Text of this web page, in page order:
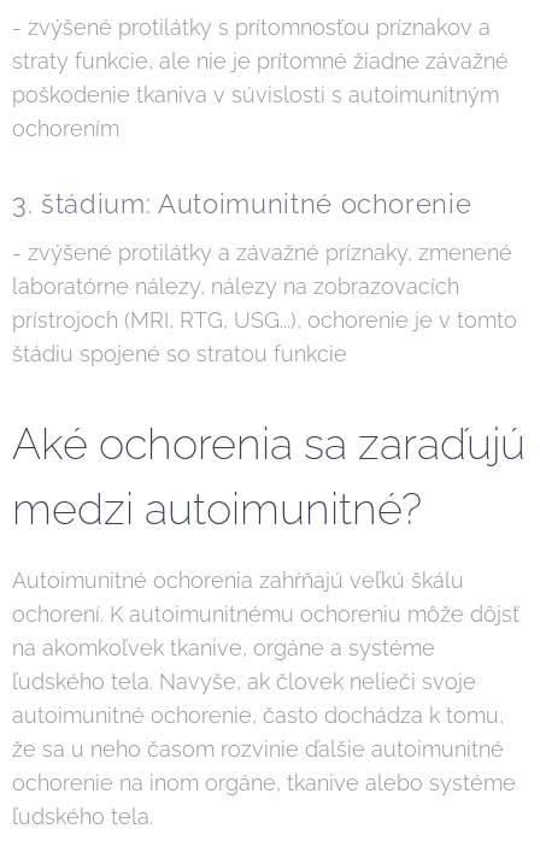
- zvýšené protilátky s prítomnosťou príznakov a
straty funkcie, ale nie je prítomné žiadne závažné
poškodenie tkaniva v súvislosti s autoimunitným
ochorením
3. štádium: Autoimunitné ochorenie
- zvýšené protilátky a závažné príznaky, zmenené
laboratórne nálezy, nálezy na zobrazovacích
prístrojoch (MRI, RTG, USG...), ochorenie je v tomto
štádiu spojené so stratou funkcie
Aké ochorenia sa zaraďujú
medzi autoimunitné?
Autoimunitné ochorenia zahŕňajú veľkú škálu
ochorení. K autoimunitnému ochoreniu môže dôjsť
na akomkoľvek tkanive, orgáne a systéme
ľudského tela. Navyše, ak človek nelieči svoje
autoimunitné ochorenie, často dochádza k tomu,
že sa u neho časom rozvinie ďalšie autoimunitné
ochorenie na inom orgáne, tkanive alebo systéme
ľudského tela.